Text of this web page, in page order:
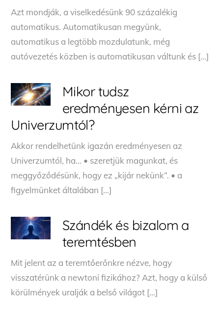
Azt mondják, a viselkedésünk 90 százalékig
automatikus. Automatikusan megyünk,
automatikus a legtöbb mozdulatunk, még
autóvezetés közben is automatikusan váltunk és […]
Mikor tudsz
eredményesen kérni az
Univerzumtól?
Akkor rendelhetünk igazán eredményesen az
Univerzumtól, ha… • szeretjük magunkat, és
meggyőződésünk, hogy ez „kijár nekünk”. • a
figyelmünket általában […]
Szándék és bizalom a
teremtésben
Mit jelent az a teremtőerőnkre nézve, hogy
visszatérünk a newtoni fizikához? Azt, hogy a külső
körülmények uralják a belső világot […]